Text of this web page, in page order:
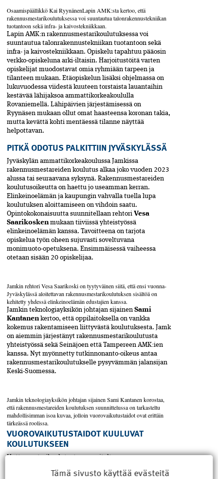
Osaamispäällikkö Kai RyynänenLapin AMK:sta kertoo, että
rakennusmestarikoulutuksessa voi suuntautua talonrakennustekniikan
tuotantoon sekä infra- ja kaivos­tekniikkaan.
Lapin AMK:n rakennusmestari­koulutuksessa voi
suuntautua­ ­talonrakennustekniikan tuotantoon sekä
infra- ja kaivostekniikkaan. Opiskelu tapahtuu pääosin
verkko-opiskeluna arki-iltaisin. Harjoitustöitä varten
opiskelijat muodostavat omia ryhmiään tarpeen ja
tilanteen mukaan. Etäopiskelun lisäksi ohjelmassa on
luku­vuodessa viidestä kuuteen torstaista lauantaihin
kestävää lähijaksoa ammattikorkeakoululla
Rovaniemellä. Lähipäivien järjestämisessä on
Ryynäsen mukaan ollut omat haasteensa koronan takia,
mutta kevättä kohti mentäessä tilanne näyttää
helpottavan.
PITKÄ ODOTUS PALKITTIIN JYVÄSKYLÄSSÄ
Jyväskylän ammattikorkeakoulussa Jamkissa
rakennusmestareiden koulutus alkaa joko vuoden 2023
alussa tai seuraavana syksynä. Rakennusmestareiden
koulutus­oikeutta on haettu jo useam­man kerran.
Elinkeinoelämän ja kaupungin vahvalla tuella lupa
koulutuksen aloittamiseen on vihdoin saatu.
Opintokokonaisuutta suunnitellaan rehtori Vesa
Saarikoskenmukaan tiiviissä yhteistyössä
elinkeinoelämän kanssa. Tavoitteena­ on tarjota
opiskelua työn oheen sujuvasti soveltuvana
monimuoto-­opetuksena. Ensimmäisessä vaiheessa
otetaan sisään 20 opiskelijaa.
Jamkin rehtori Vesa Saarikoski­ on tyytyväinen siitä, että ensi vuonna­
Jyväskylässä aloitettavan rakennusmestarikoulutuksen sisältöä on
kehitetty yhdessä elinkeinoelämän edustajien kanssa.
Jamkin teknologiayksikön johtajan sijainen Sami
Kantanenkertoo, että oppilaitoksella on vankka
kokemus rakentamiseen liittyvästä koulutuksesta. Jamk
on aiemmin järjestänyt rakennusmestarikoulutusta
yhteistyössä sekä Seinä­joen että Tampereen AMK:ien
kanssa. Nyt myönnetty tutkinnonanto-­oikeus antaa
rakennusmestarikoulutukselle pysyvämmän jalansijan
Keski-Suomessa.
Jamkin teknologiayksikön johtajan sijainen Sami Kantanen korostaa,
että rakennusmestareiden koulutuksen suunnittelussa on tarkasteltu
mahdollisimman isoa kuvaa, jolloin vuoro­vaikutustaidot ovat erittäin
tärkeässä roolissa.
VUOROVAIKUTUSTAIDOT KUULUVAT
KOULUTUKSEEN
Uutta mestarikoulutusta suunniteltaessa
merkittävä osa. Koulutusta kehitetään vastaamaan alan
Tämä sivusto käyttää evästeitä